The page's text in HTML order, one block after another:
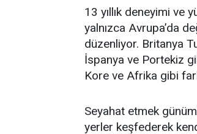
13 yıllık deneyimi ve
yalnızca Avrupa’da
düzenliyor. Britanya
İspanya ve Portekiz
Kore ve Afrika gibi
Seyahat etmek
yerler keşfederek